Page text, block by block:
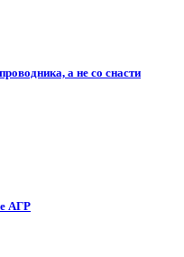
а не со снасти
АГР